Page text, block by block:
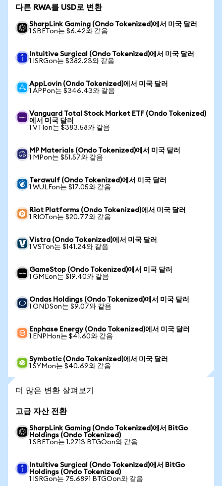
다른 RWA를 USD로 변환
SharpLink Gaming (Ondo Tokenized)에서 미국 달러
1 SBETon는 $6.42와 같음
Intuitive Surgical (Ondo Tokenized)에서 미국 달러
1 ISRGon는 $382.23와 같음
AppLovin (Ondo Tokenized)에서 미국 달러
1 APPon는 $346.43와 같음
Vanguard Total Stock Market ETF (Ondo Tokenized)
에서 미국 달러
1 VTIon는 $383.58와 같음
MP Materials (Ondo Tokenized)에서 미국 달러
1 MPon는 $51.57와 같음
Terawulf (Ondo Tokenized)에서 미국 달러
1 WULFon는 $17.05와 같음
Riot Platforms (Ondo Tokenized)에서 미국 달러
1 RIOTon는 $20.77와 같음
Vistra (Ondo Tokenized)에서 미국 달러
1 VSTon는 $141.24와 같음
GameStop (Ondo Tokenized)에서 미국 달러
1 GMEon는 $19.40와 같음
Ondas Holdings (Ondo Tokenized)에서 미국 달러
1 ONDSon는 $9.07와 같음
Enphase Energy (Ondo Tokenized)에서 미국 달러
1 ENPHon는 $41.60와 같음
Symbotic (Ondo Tokenized)에서 미국 달러
1 SYMon는 $40.69와 같음
더 많은 변환 살펴보기
고급 자산 전환
SharpLink Gaming (Ondo Tokenized)에서 BitGo
Holdings (Ondo Tokenized)
1 SBETon는 1.2713 BTGOon와 같음
Intuitive Surgical (Ondo Tokenized)에서 BitGo
Holdings (Ondo Tokenized)
1 ISRGon는 75.6891 BTGOon와 같음